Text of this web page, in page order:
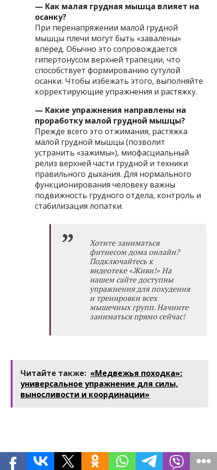
— Как малая грудная мышца влияет на
осанку?
При перенапряжении малой грудной
мышцы плечи могут быть «завалены»
вперед. Обычно это сопровождается
гипертонусом верхней трапеции, что
способствует формированию сутулой
осанки. Чтобы избежать этого, выполняйте
корректирующие упражнения и растяжку.
— Какие упражнения направлены на
проработку малой грудной мышцы?
Прежде всего это отжимания, растяжка
малой грудной мышцы (позволит
устранить «зажимы»), миофасциальный
релиз верхней части грудной и техники
правильного дыхания. Для нормального
функционирования человеку важны
подвижность грудного отдела, контроль и
стабилизация лопатки.
Хотите заниматься
фитнесом дома онлайн?
Подключайтесь к
видеотеке «Живи!»На
нашем сайте доступны
упражнения для похудения
и тренировки всех
мышечных групп. Начните
заниматься прямо сейчас!
Читайте также: «Медвежья походка»:
универсальное упражнение для силы,
выносливости и координации»
Добавить комментарий